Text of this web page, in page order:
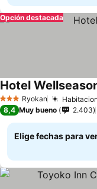
Opción destacada
3 EstrellasRyokan
Hotel
8,4 Muy bueno 2.403
Elige fechas para